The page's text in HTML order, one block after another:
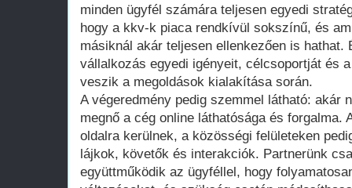
minden ügyfél számára teljesen egyedi
hogy a kkv-k piaca rendkívül sokszínű, és
másiknál akár teljesen ellenkezően is hathat.
vállalkozás egyedi igényeit, célcsoportját és
veszik a megoldások kialakítása során.
A végeredmény pedig szemmel látható: akár
megnő a cég online láthatósága és forgalma.
oldalra kerülnek, a közösségi felületeken
lájkok, követők és interakciók. Partnerünk
együttműködik az ügyféllel, hogy